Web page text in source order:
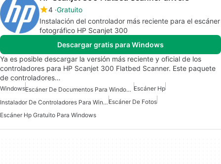
4 Gratuito
Instalación del controlador más reciente para el escáner
fotográfico HP Scanjet 300
Descargar gratis para Windows
Ya es posible descargar la versión más reciente y oficial de los
controladores para HP Scanjet 300 Flatbed Scanner. Este paquete
de controladores…
Windows Escáner De Documentos Para Windows Escáner Hp
Instalador De Controladores Para Windows 7 Escáner De Fotos
Escáner Hp Gratuito Para Windows